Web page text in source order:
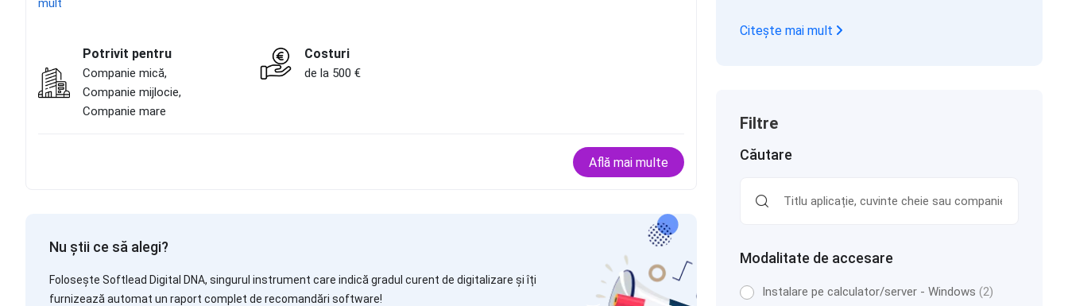
mult
Potrivit pentru
Companie mică,
Companie mijlocie,
Companie mare
Costuri
de la 500 €
Află mai multe
Nu știi ce să alegi?
Folosește Softlead Digital DNA, singurul instrument care indică gradul curent de digitalizare și îți
furnizează automat un raport complet de recomandări software!
Citește mai mult
Filtre
Căutare
Modalitate de accesare
Instalare pe calculator/server - Windows(2)